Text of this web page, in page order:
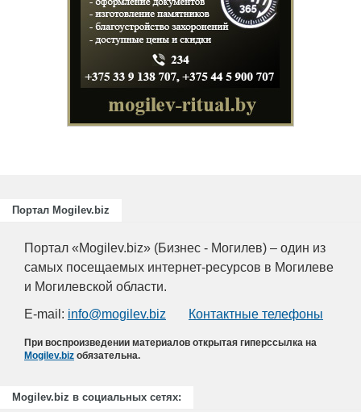
Портал Mogilev.biz
Портал «Mogilev.biz» (Бизнес - Могилев) – один из
самых посещаемых интернет-ресурсов в Могилеве
и Могилевской области.
E-mail: info@mogilev.biz Контактные телефоны
При воспроизведении материалов открытая гиперссылка на
Mogilev.biz обязательна.
Mogilev.biz в социальных сетях: